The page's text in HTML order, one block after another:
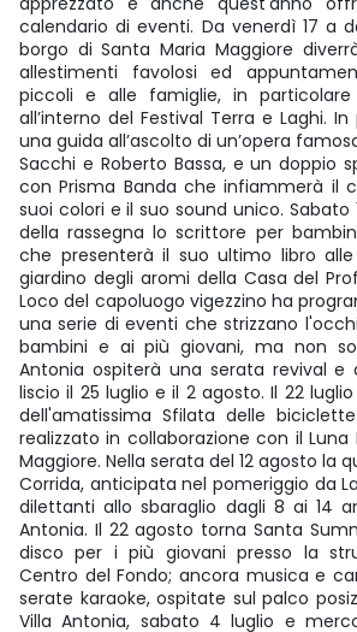
calendario di eventi. Da venerdì 17 a
borgo di Santa Maria Maggiore
allestimenti favolosi ed
piccoli e alle famiglie, in
all’interno del Festival Terra e Laghi.
una guida all’ascolto di un’opera
Sacchi e Roberto Bassa, e un doppio
con Prisma Banda che infiammerà il
suoi colori e il suo sound unico. Sabato
della rassegna lo scrittore per
che presenterà il suo ultimo libro alle
giardino degli aromi della Casa del
Loco del capoluogo vigezzino ha
una serie di eventi che strizzano
bambini e ai più giovani, ma non
Antonia ospiterà una serata revival e
liscio il 25 luglio e il 2 agosto. Il 22
dell'amatissima Sfilata delle
realizzato in collaborazione con il Luna
Maggiore. Nella serata del 12 agosto la
Corrida, anticipata nel pomeriggio da
dilettanti allo sbaraglio dagli 8 ai 14
Antonia. Il 22 agosto torna Santa
disco per i più giovani presso la
Centro del Fondo; ancora musica e
serate karaoke, ospitate sul palco
Villa Antonia, sabato 4 luglio e